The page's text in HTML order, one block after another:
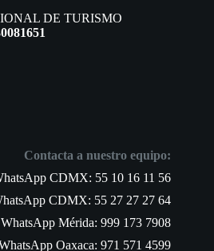
DE TURISMO
Contacta a nuestro equipo:
CDMX: 55 10 16 11 56
CDMX: 55 27 27 27 64
WhatsApp Mérida: 999 173 7908
Oaxaca: 971 571 4599